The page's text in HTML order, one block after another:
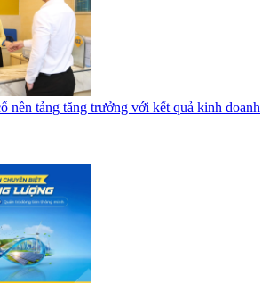
nền tảng tăng trưởng với kết quả kinh doanh